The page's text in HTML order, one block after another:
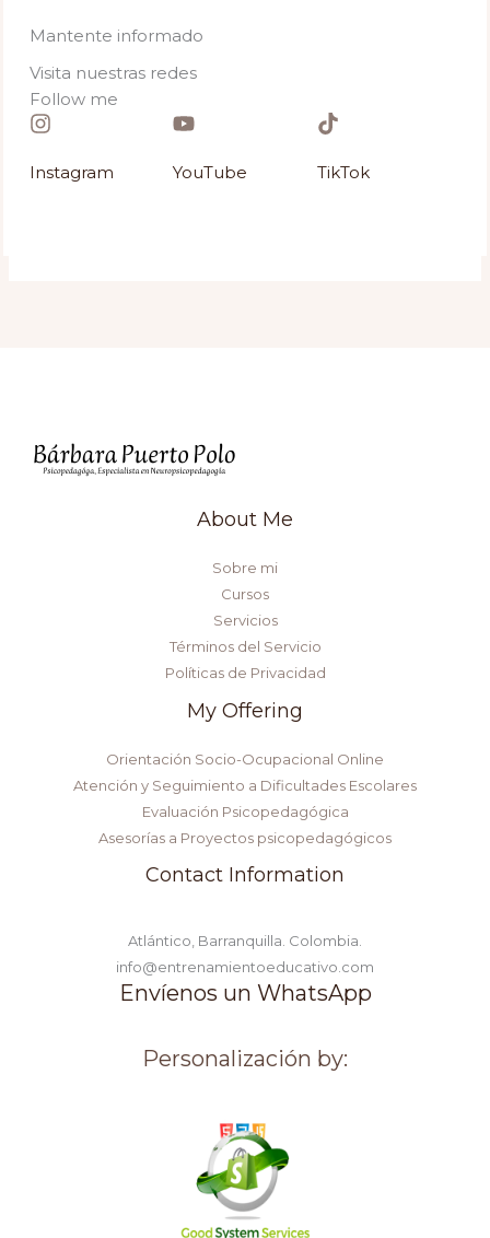
Mantente informado
Visita nuestras redes
Follow me​
Instagram​ YouTube TikTok​
About Me
Sobre mi
Cursos
Servicios
Términos del Servicio
Políticas de Privacidad
My Offering
Orientación Socio-Ocupacional Online
Atención y Seguimiento a Dificultades Escolares
Evaluación Psicopedagógica
Asesorías a Proyectos psicopedagógicos
Contact Information
Atlántico, Barranquilla. Colombia.
info@entrenamientoeducativo.com
Envíenos un WhatsApp
Personalización by: